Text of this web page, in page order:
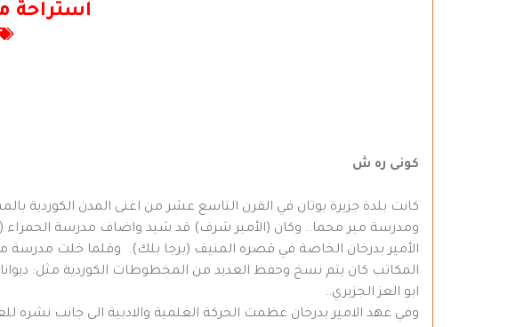
استراحة
كونى ره ش
كانت بلدة جزيرة بوتان في القرن التاسع عشر من اغنى المدن الكوردية
ومدرسة مير محما.. وكان (الأمير شرف) قد شيد واضاف مدرسة الحمراء
الأمير بدرخان الخاصة في قصره المنيف (برجا بلك). وقلما خلت
المكاتب كان يتم نسخ وحفظ العديد من المخطوطات الكوردية مثل:
ابو العز الجزيري..
وفي عهد الامير بدرخان عظمت الحركة العلمية والادبية الى جانب نشره